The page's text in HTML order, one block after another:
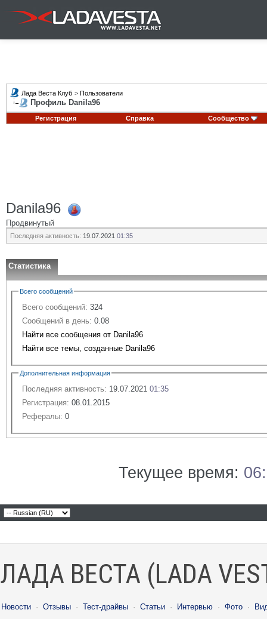
Лада Веста Клуб > Пользователи
Профиль Danila96
Регистрация Справка Сообщество
Danila96
Продвинутый
Последняя активность: 19.07.2021 01:35
Статистика
Всего сообщений
Всего сообщений: 324
Сообщений в день: 0.08
Найти все сообщения от Danila96
Найти все темы, созданные Danila96
Дополнительная информация
Последняя активность: 19.07.2021 01:35
Регистрация: 08.01.2015
Рефералы: 0
Текущее время:
ЛАДА ВЕСТА (LADA
Новости · Отзывы · Тест-драйвы · Статьи · Интервью · Фото ·